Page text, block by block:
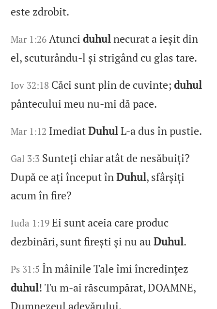
este zdrobit.
Mar 1:26 Atunci duhulnecurat a ieșit din
el, scuturându‑l și strigând cu glas tare.
Iov 32:18 Căci sunt plin de cuvinte; duhul
pântecului meu nu‑mi dă pace.
Mar 1:12 ImediatDuhulL‑a dus în pustie.
Gal 3:3 Sunteți chiar atât de nesăbuiți?
După ce ați început înDuhul, sfârșiți
acum în fire?
Iuda 1:19 Ei sunt aceia care produc
dezbinări, sunt firești și nu auDuhul.
Ps 31:5 În mâinile Tale îmi încredințez
duhul! Tu m‑ai răscumpărat, DOAMNE,
Dumnezeul adevărului.